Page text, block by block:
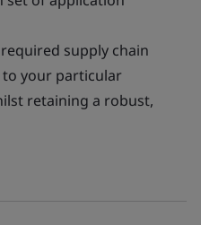
supply chain
your particular
retaining a robust,